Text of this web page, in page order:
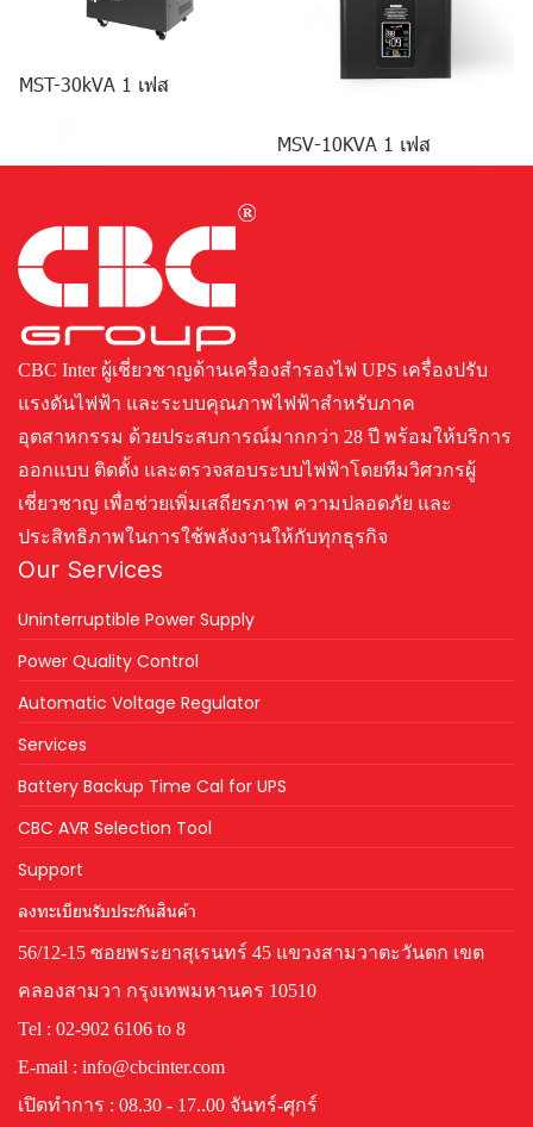
MST-30kVA 1 เฟส
MSV-10KVA 1 เฟส
CBC Inter ผู้เชี่ยวชาญด้านเครื่องสำรองไฟ UPS เครื่องปรับ
แรงดันไฟฟ้า และระบบคุณภาพไฟฟ้าสำหรับภาค
อุตสาหกรรม ด้วยประสบการณ์มากกว่า 28 ปี พร้อมให้บริการ
ออกแบบ ติดตั้ง และตรวจสอบระบบไฟฟ้าโดยทีมวิศวกรผู้
เชี่ยวชาญ เพื่อช่วยเพิ่มเสถียรภาพ ความปลอดภัย และ
ประสิทธิภาพในการใช้พลังงานให้กับทุกธุรกิจ
Our Services
Uninterruptible Power Supply
Power Quality Control
Automatic Voltage Regulator
Services
Battery Backup Time Cal for UPS
CBC AVR Selection Tool
Support
ลงทะเบียนรับประกันสินค้า
56/12-15 ซอยพระยาสุเรนทร์ 45 แขวงสามวาตะวันตก เขต
คลองสามวา กรุงเทพมหานคร 10510
Tel : 02-902 6106 to 8
E-mail : info@cbcinter.com
เปิดทำการ : 08.30 - 17..00 จันทร์-ศุกร์